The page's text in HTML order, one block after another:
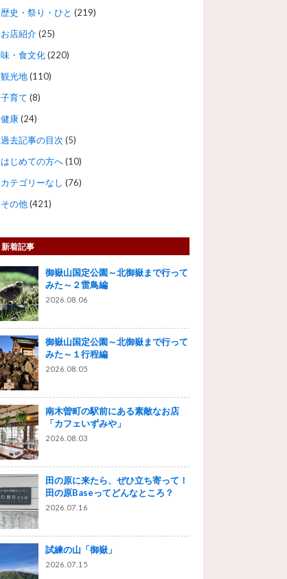
歴史・祭り・ひと (219)
お店紹介(25)
味・食文化(220)
観光地(110)
子育て (8)
健康(24)
過去記事の目次 (5)
はじめての方へ(10)
カテゴリーなし (76)
その他(421)
新着記事
御嶽山国定公園～北御嶽まで行って
みた～２雷鳥編
2026.08.06
御嶽山国定公園～北御嶽まで行って
みた～１行程編
2026.08.05
南木曽町の駅前にある素敵なお店
「カフェいずみや」
2026.08.03
田の原に来たら、ぜひ立ち寄って！
田の原Baseってどんなところ？
2026.07.16
試練の山「御嶽」
2026.07.15